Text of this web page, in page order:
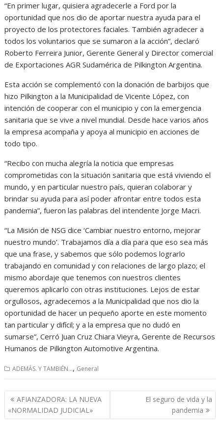
“En primer lugar, quisiera agradecerle a Ford por la
oportunidad que nos dio de aportar nuestra ayuda para el
proyecto de los protectores faciales. También agradecer a
todos los voluntarios que se sumaron a la acción”, declaró
Roberto Ferreira Junior, Gerente General y Director comercial
de Exportaciones AGR Sudamérica de Pilkington Argentina.
Esta acción se complementó con la donación de barbijos que
hizo Pilkington a la Municipalidad de Vicente López, con
intención de cooperar con el municipio y con la emergencia
sanitaria que se vive a nivel mundial. Desde hace varios años
la empresa acompaña y apoya al municipio en acciones de
todo tipo.
“Recibo con mucha alegría la noticia que empresas
comprometidas con la situación sanitaria que está viviendo el
mundo, y en particular nuestro país, quieran colaborar y
brindar su ayuda para así poder afrontar entre todos esta
pandemia”, fueron las palabras del intendente Jorge Macri.
“La Misión de NSG dice ‘Cambiar nuestro entorno, mejorar
nuestro mundo’. Trabajamos día a día para que eso sea más
que una frase, y sabemos que sólo podemos lograrlo
trabajando en comunidad y con relaciones de largo plazo; el
mismo abordaje que tenemos con nuestros clientes
queremos aplicarlo con otras instituciones. Lejos de estar
orgullosos, agradecemos a la Municipalidad que nos dio la
oportunidad de hacer un pequeño aporte en este momento
tan particular y difícil; y a la empresa que no dudó en
sumarse”, Cerró Juan Cruz Chiara Vieyra, Gerente de Recursos
Humanos de Pilkington Automotive Argentina.
ADEMÁS. Y TAMBIÉN..., General
Navegación
de
entradas
AFIANZADORA: LA NUEVA
«NORMALIDAD JUDICIAL»
El seguro de vida y la
pandemia